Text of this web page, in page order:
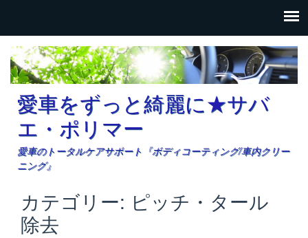
愛車をずっと綺麗に★サバ
エ・ポリマー
愛車のトータルケアサポート『ボディコーティング/車内クリー
ニング』
カテゴリー: ピッチ・タール
除去